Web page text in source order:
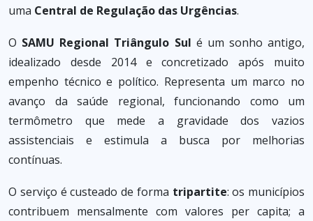
uma Central de Regulação das Urgências.
O SAMU Regional Triângulo Sul é um sonho antigo,
idealizado desde 2014 e concretizado após muito
empenho técnico e político. Representa um marco no
avanço da saúde regional, funcionando como um
termômetro que mede a gravidade dos vazios
assistenciais e estimula a busca por melhorias
contínuas.
O serviço é custeado de forma tripartite: os municípios
contribuem mensalmente com valores per capita; a